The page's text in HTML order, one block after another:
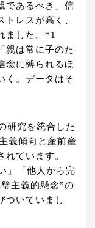
であるべき」信
レスが高く、
ました。*1
親は常に子のた
念に縛られるほ
く。データはそ
研究を統合した
義傾向と産前産
ています。
」「他人から完
主義的懸念”の
ついていまし